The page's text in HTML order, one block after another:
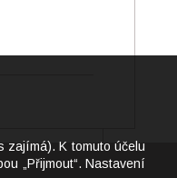
zajímá). K tomuto účelu
„Přijmout“. Nastavení